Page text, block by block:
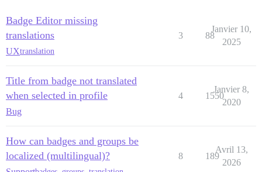
Badge Editor missing
translations
UXtranslation
3 88
Janvier 10,
2025
Title from badge not translated
when selected in profile
Bug
4 1550
Janvier 8,
2020
How can badges and groups be
localized (multilingual)?
8 189
Avril 13,
2026